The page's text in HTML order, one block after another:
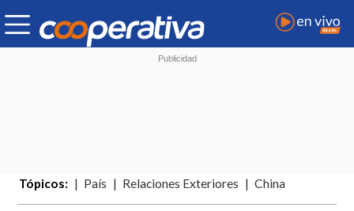
Tópicos: País Relaciones Exteriores China